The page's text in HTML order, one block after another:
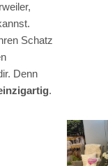
Schatz
Denn
.